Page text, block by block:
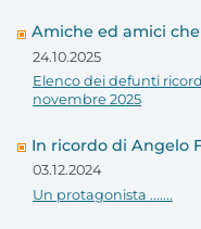
Amiche ed amici
24.10.2025
Elenco dei defunti
novembre 2025
In ricordo di Angelo
03.12.2024
Un protagonista .......